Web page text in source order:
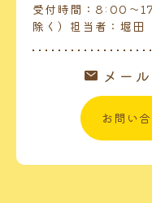
受付時間：8:00～
除く）担当者：堀田
メー
お問い